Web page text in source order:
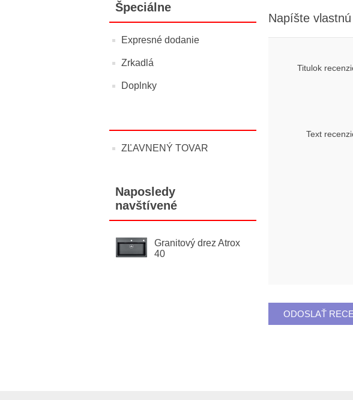
Špeciálne
Expresné dodanie
Zrkadlá
Doplnky
ZĽAVNENÝ TOVAR
Naposledy
navštívené
Granitový drez Atrox
40
Napíšte
Titulok
Text